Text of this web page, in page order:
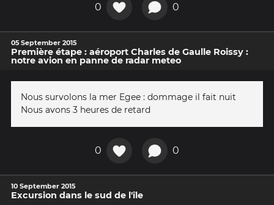
0 0
05 September 2015
Première étape : aéroport Charles de Gaulle Roissy :
notre avion en panne de radar meteo
Nous survolons la mer Egee : dommage il fait nuit
Nous avons 3 heures de retard
0 0
10 September 2015
Excursion dans le sud de l'île